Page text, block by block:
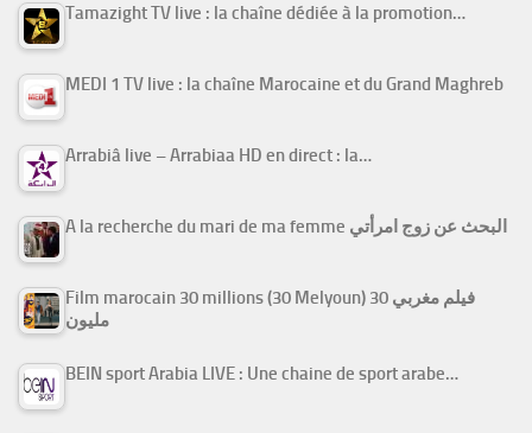
Tamazight TV live : la chaîne dédiée à la promotion…
MEDI 1 TV live : la chaîne Marocaine et du Grand Maghreb
Arrabiâ live – Arrabiaa HD en direct : la…
A la recherche du mari de ma femme البحث عن زوج امرأتي
Film marocain 30 millions (30 Melyoun) فيلم مغربي 30
مليون
BEIN sport Arabia LIVE : Une chaine de sport arabe…